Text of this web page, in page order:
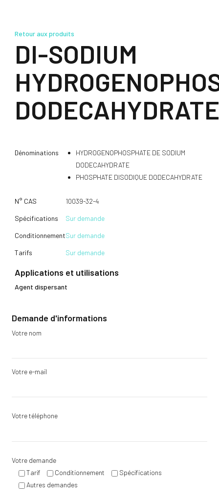
Retour aux produits
DI-SODIUM
DODECAHYDRATE
Dénominations
HYDROGENOPHOSPHATE DE SODIUM
DODECAHYDRATE
PHOSPHATE DISODIQUE DODECAHYDRATE
N° CAS 10039-32-4
Spécifications Sur demande
ConditionnementSur demande
Tarifs Sur demande
Applications et utilisations
Agent dispersant
Demande d'informations
Votre nom
Votre e-mail
Votre téléphone
Votre demande
Tarif
Conditionnement
Spécifications
Autres demandes